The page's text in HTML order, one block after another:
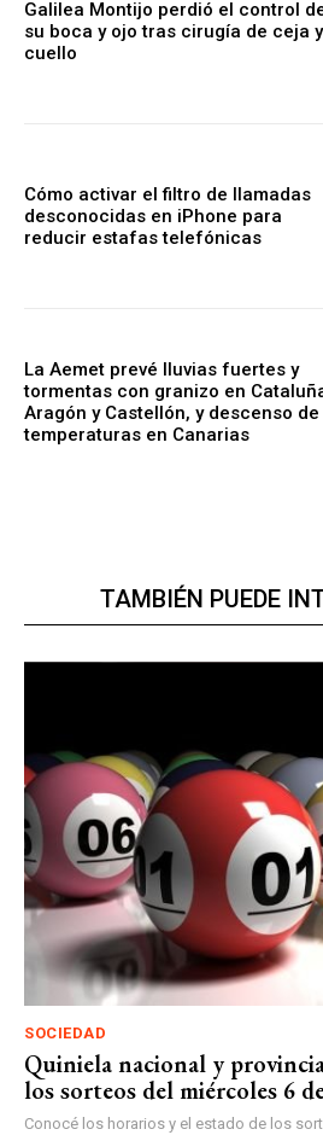
Galilea Montijo perdió el control
su boca y ojo tras cirugía de ceja y
cuello
Cómo activar el filtro de llamadas
desconocidas en iPhone para
reducir estafas telefónicas
La Aemet prevé lluvias fuertes y
tormentas con granizo en
Aragón y Castellón, y descenso de
temperaturas en Canarias
TAMBIÉN PUEDE
SOCIEDAD
Quiniela nacional y
los sorteos del miércoles 6
Conocé los horarios y el estado de los